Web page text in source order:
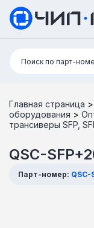
Поиск:
Поиск по парт-
Главная страница >
оборудования >
трансиверы SFP,
QSC-
Парт-номер: QSC-